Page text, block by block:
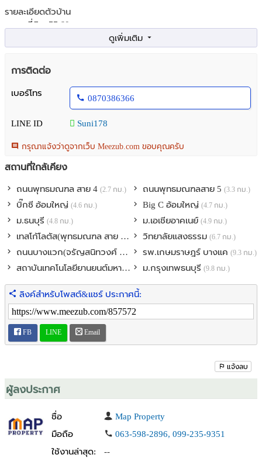
รายละเอียดตัวบ้าน
-ขนาดที่ดิน: 77.60 ตร.ว.
-ทิศหน้าบ้าน: หันทิศเหนือ (ร่มรื่น รับลม ไม่ร้อนแดดบ่าย)
ไทยแยกส่วน
-ที่จอดรถ: 2 คัน (ในร่ม)
โครงสร้าง: ต่อเติมครัวไทยหลังบ้าน (ลงเสาเข็มไมโครไพล์ แข็งแรงไม่
ทรุด) + เทอเรสข้างบ้านสำหรับพักผ่อน
-งานบิ้วอิน: บิ้วอินห้องนอนใหญ่, ห้องนั่งเล่น และห้องครัวไว้อย่าง
สวยงาม สไตล์โมเดิร์นโทนอบอุ่น
ทนทาน กันน้ำ กันปลวก)
-ผ้าม่าน: ติดตั้งวอลเปเปอร์ + ผ้าม่าน ดีไซน์เข้ากับตัวบ้านทั้งหลัง
-ภายนอก: จัดสวนร่มรื่นรอบบ้าน พร้อมปูหญ้าเทียมดูแลรักษาง่าย
รายการของแถมสุดคุ้ม (มูลค่าหลายแสนบาท)
-เครื่องปรับอากาศ 4 เครื่อง
-เฟอร์นิเจอร์ชิ้นใหญ่: โซฟาชุดรับแขก, ชุดโต๊ะทานอาหาร, ตู้เสื้อผ้า, เตียง
-เครื่องครัวครบครัน: เตาอบ พร้อมอุปกรณ์ครัวไทย
ระบบความปลอดภัยและเทคโนโลยีในบ้าน
-ติดตั้ง Digital Door Lock 2 จุด
-ระบบสัญญาณกันขโมยรอบตัวบ้าน
สิ่งอำนวยความสะดวกในโครงการ
-คลับเฮ้าส์หรูขนาดใหญ่ พร้อมสระว่ายน้ำ, ฟิตเนส และ Co-Working
-สวนส่วนกลางขนาดใหญ่สำหรับพักผ่อน สูดอากาศบริสุทธิ์ และออก
กำลังกาย
-ระบบรักษาความปลอดภัยระดับพรีเมียม Double Gate, กล้อง CCTV
การติดต่อ
เบอร์โทร
0870386366
LINE ID Suni178
กรุณาแจ้งว่าดูจากเว็บ Meezub.com ขอบคุณครับ
สถานที่ใกล้เคียง
ถนนพุทธมณฑล สาย 4 (2.7 กม.) ถนนพุทธมณฑลสาย 5 (3.3 กม.)
บิ๊กซี อ้อมใหญ่ (4.6 กม.) Big C อ้อมใหญ่ (4.7 กม.)
ม.ธนบุรี (4.8 กม.) ม.เอเชียอาคเนย์ (4.9 กม.)
เทสโก้โลตัส(พุทธมณฑล สาย 4) (6.2 กม.)
วิทยาลัยแสงธรรม (6.7 กม.)
ถนนบางแวก(จรัญสนิทวงศ์ 13) (8.0 กม.)
รพ.เกษมราษฎร์ บางแค (9.3 กม.)
สถาบันเทคโนโลยียานยนต์มหาชัย (9.4 กม.)
ม.กรุงเทพธนบุรี (9.8 กม.)
ลิงค์สำหรับโพสต์&แชร์ ประกาศนี้:
FB LINE Email
แจ้งลบ
ผู้ลงประกาศ
ชื่อ
Map Property
มือถือ
063-598-2896, 099-235-9351
ใช้งานล่าสุด:
--